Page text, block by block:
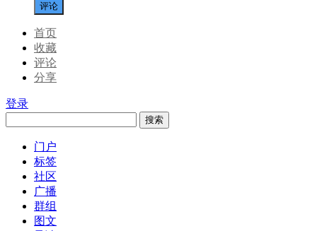
评论
首页
收藏
评论
分享
登录
搜索
门户
标签
社区
广播
群组
图文